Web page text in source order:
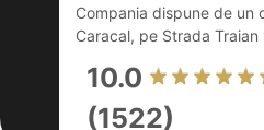
Compania dispune de un
Caracal, pe Strada Traian
10.0
(1522)